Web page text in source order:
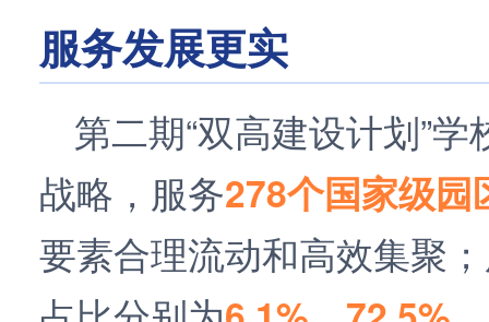
服务发展更实
第二期“双高建设计划”
战略，服务278个国家级园
要素合理流动和高效集聚